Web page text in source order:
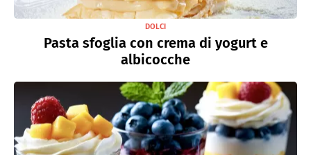
DOLCI
Pasta sfoglia con crema di yogurt e
albicocche